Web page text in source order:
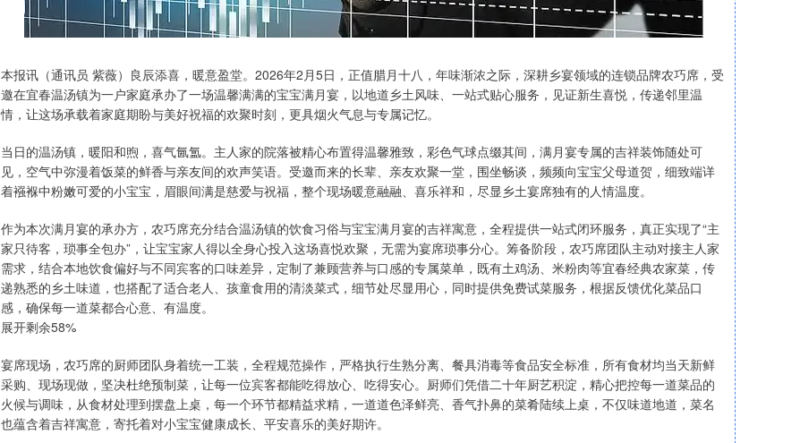
本报讯（通讯员 紫薇）良辰添喜，暖意盈堂。2026年2月5日，正值腊月十八，年味渐浓之际，深耕乡宴领域的连锁品牌农巧席，受
邀在宜春温汤镇为一户家庭承办了一场温馨满满的宝宝满月宴，以地道乡土风味、一站式贴心服务，见证新生喜悦，传递邻里温
情，让这场承载着家庭期盼与美好祝福的欢聚时刻，更具烟火气息与专属记忆。
当日的温汤镇，暖阳和煦，喜气氤氲。主人家的院落被精心布置得温馨雅致，彩色气球点缀其间，满月宴专属的吉祥装饰随处可
见，空气中弥漫着饭菜的鲜香与亲友间的欢声笑语。受邀而来的长辈、亲友欢聚一堂，围坐畅谈，频频向宝宝父母道贺，细致端详
着襁褓中粉嫩可爱的小宝宝，眉眼间满是慈爱与祝福，整个现场暖意融融、喜乐祥和，尽显乡土宴席独有的人情温度。
作为本次满月宴的承办方，农巧席充分结合温汤镇的饮食习俗与宝宝满月宴的吉祥寓意，全程提供一站式闭环服务，真正实现了“主
家只待客，琐事全包办”，让宝宝家人得以全身心投入这场喜悦欢聚，无需为宴席琐事分心。筹备阶段，农巧席团队主动对接主人家
需求，结合本地饮食偏好与不同宾客的口味差异，定制了兼顾营养与口感的专属菜单，既有土鸡汤、米粉肉等宜春经典农家菜，传
递熟悉的乡土味道，也搭配了适合老人、孩童食用的清淡菜式，细节处尽显用心，同时提供免费试菜服务，根据反馈优化菜品口
感，确保每一道菜都合心意、有温度。
展开剩余58%
宴席现场，农巧席的厨师团队身着统一工装，全程规范操作，严格执行生熟分离、餐具消毒等食品安全标准，所有食材均当天新鲜
采购、现场现做，坚决杜绝预制菜，让每一位宾客都能吃得放心、吃得安心。厨师们凭借二十年厨艺积淀，精心把控每一道菜品的
火候与调味，从食材处理到摆盘上桌，每一个环节都精益求精，一道道色泽鲜亮、香气扑鼻的菜肴陆续上桌，不仅味道地道，菜名
也蕴含着吉祥寓意，寄托着对小宝宝健康成长、平安喜乐的美好期许。